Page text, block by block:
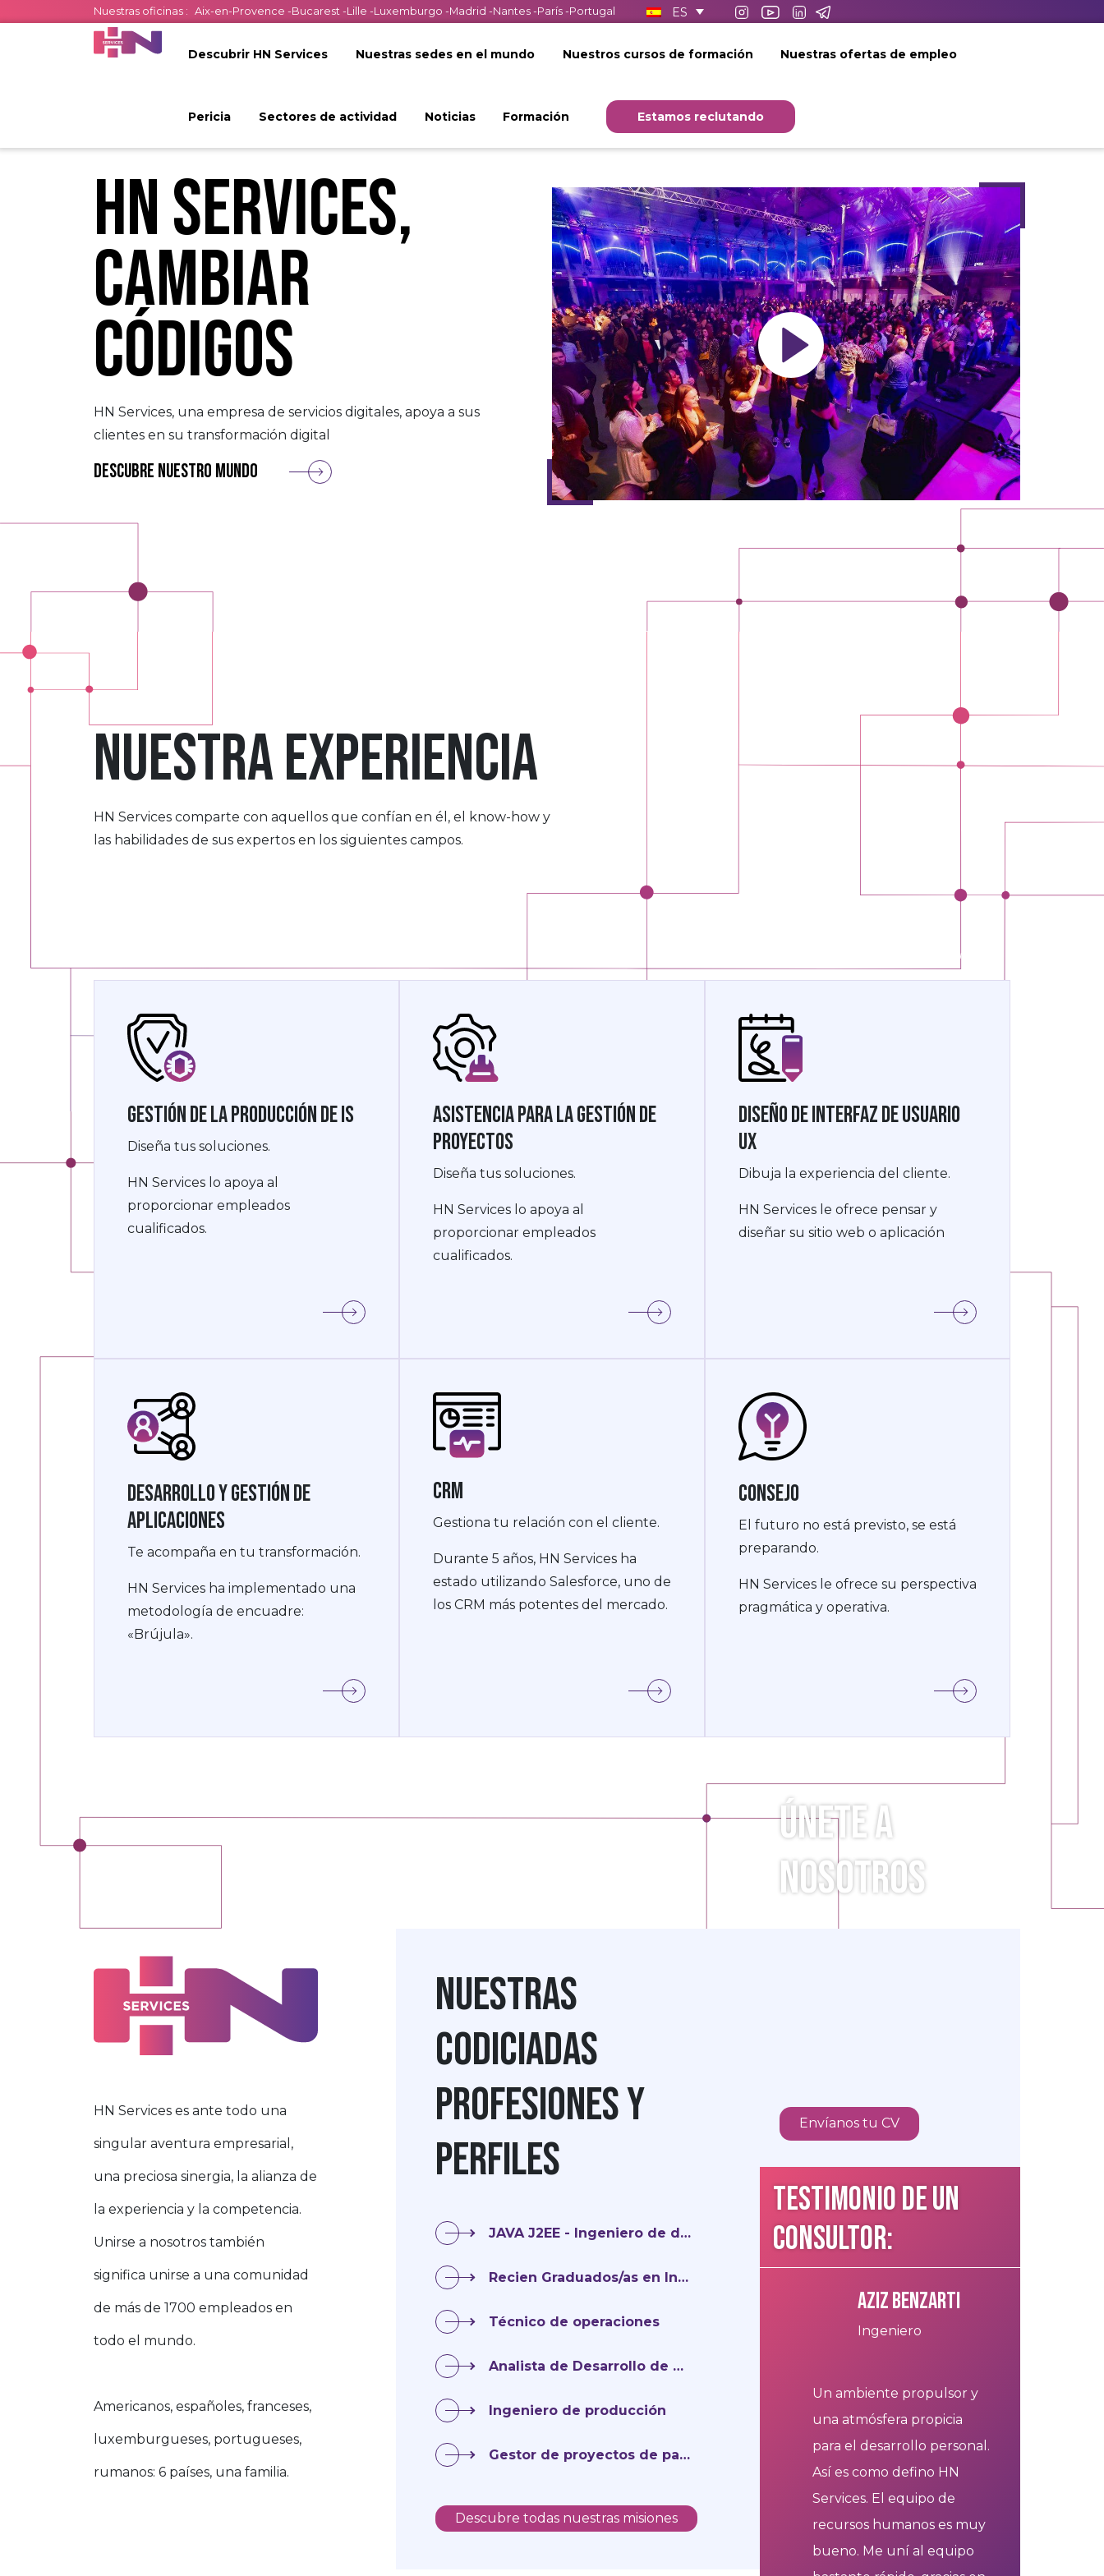
Nuestras oficinas : Aix-en-Provence -Bucarest -Lille -Luxemburgo -Madrid -Nantes -París -Portugal ES
Descubrir HN Services Nuestras sedes en el mundo Nuestros cursos de formación Nuestras ofertas de empleo
Pericia Sectores de actividad Noticias Formación Estamos reclutando
HNServices,
cambiar
códigos
HN Services, una empresa de servicios digitales, apoya a sus
clientes en su transformación digital
Descubre nuestro mundo
Nuestra experiencia
HN Services comparte con aquellos que confían en él, el know-how y
las habilidades de sus expertos en los siguientes campos.
Director general
Gestión de la producción de IS
Diseña tus soluciones.
HN Services lo apoya al
proporcionar empleados
cualificados.
Asistencia para la gestión de
proyectos
Diseña tus soluciones.
HN Services lo apoya al
proporcionar empleados
cualificados.
Diseño de interfaz de usuario
UX
Dibuja la experiencia del cliente.
HN Services le ofrece pensar y
diseñar su sitio web o aplicación
Desarrollo y gestión de
aplicaciones
Te acompaña en tu transformación.
HN Services ha implementado una
metodología de encuadre:
«Brújula».
CRM
Gestiona tu relación con el cliente.
Durante 5 años, HN Services ha
estado utilizando Salesforce, uno de
los CRM más potentes del mercado.
Consejo
El futuro no está previsto, se está
preparando.
HN Services le ofrece su perspectiva
pragmática y operativa.
HN Services es ante todo una
singular aventura empresarial,
una preciosa sinergia, la alianza de
la experiencia y la competencia.
Unirse a nosotros también
significa unirse a una comunidad
de más de 1700 empleados en
todo el mundo.
Americanos, españoles, franceses,
luxemburgueses, portugueses,
rumanos: 6 países, una familia.
Nuestras
codiciadas
profesiones y
perfiles
JAVA J2EE - Ingeniero de diseño y desarrollo full stack
Recien Graduados/as en Ingenieria
Técnico de operaciones
Analista de Desarrollo de Mainframe
Ingeniero de producción
Gestor de proyectos de pago
Descubre todas nuestras misiones
Únete a
nosotros
Envíanos tu CV
Testimonio de un
consultor:
de Servicios
experiencia de HN
durante muchos años y
satisfecho con ella. Una
Aziz Benzarti
Ingeniero
Un ambiente propulsor y
una atmósfera propicia
para el desarrollo personal.
Así es como defino HN
Services. El equipo de
recursos humanos es muy
bueno. Me uní al equipo